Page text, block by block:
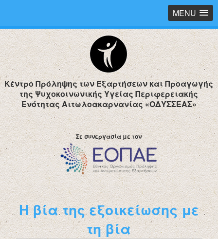
MENU
Κέντρο Πρόληψης των Εξαρτήσεων και Προαγωγής
της Ψυχοκοινωνικής Υγείας Περιφερειακής
Ενότητας Αιτωλοακαρνανίας «ΟΔΥΣΣΕΑΣ»
Σε συνεργασία με τον
Η βία της εξοικείωσης με
τη βία